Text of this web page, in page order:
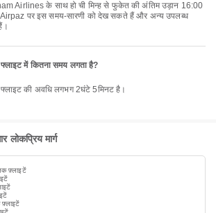
पर इस समय-सारणी को देख सकते हैं और अन्य उपलब्ध
में कितना समय लगता है?
फ्लाइट की अवधि लगभग 2घंटे 5मिनट है।
लोकप्रिय मार्ग
फ़्लाइटें
फ़्लाइटें